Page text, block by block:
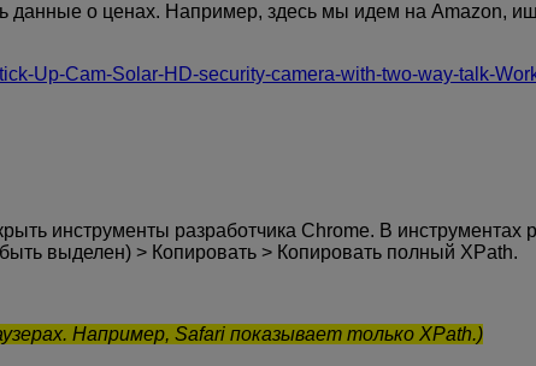
данные о ценах. Например, здесь мы идем на Amazon,
Up-Cam-Solar-HD-security-camera-with-two-way-talk-
инструменты разработчика Chrome. В
выделен) > Копировать > Копировать полный XPath.
Например, Safari показывает только XPath.)